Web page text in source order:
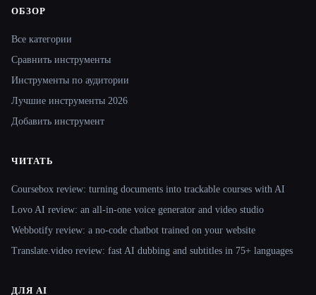
Site navigation
ОБЗОР
Все категории
Сравнить инструменты
Инструменты по аудитории
Лучшие инструменты 2026
Добавить инструмент
ЧИТАТЬ
Coursebox review: turning documents into trackable courses with AI
Lovo AI review: an all-in-one voice generator and video studio
Webbotify review: a no-code chatbot trained on your website
Translate.video review: fast AI dubbing and subtitles in 75+ languages
ДЛЯ AI